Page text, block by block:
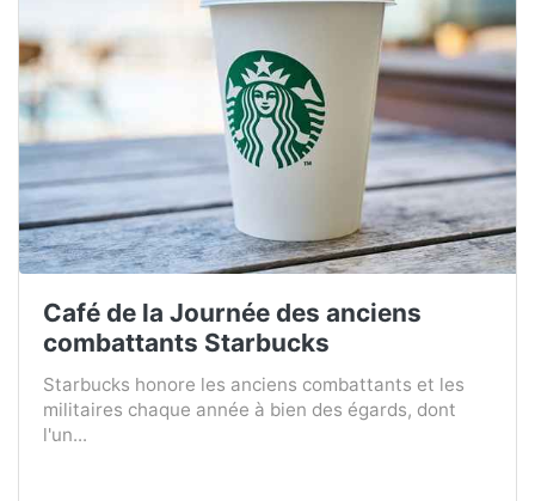
Café de la Journée des anciens
combattants Starbucks
Starbucks honore les anciens combattants et les
militaires chaque année à bien des égards, dont
l'un...